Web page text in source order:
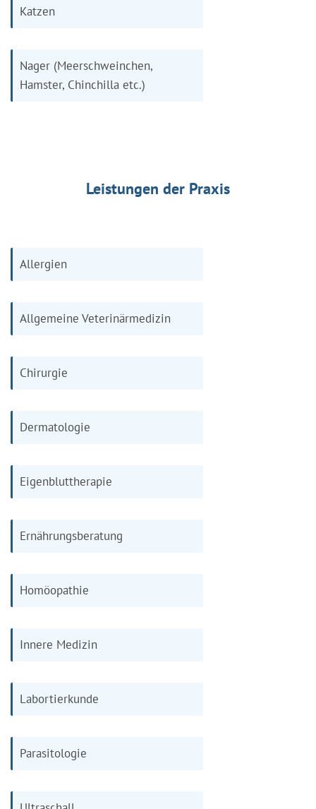
Katzen
Nager (Meerschweinchen,
Hamster, Chinchilla etc.)
Leistungen der Praxis
Allergien
Allgemeine Veterinärmedizin
Chirurgie
Dermatologie
Eigenbluttherapie
Ernährungsberatung
Homöopathie
Innere Medizin
Labortierkunde
Parasitologie